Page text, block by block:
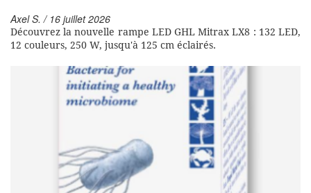
Axel S. / 16 juillet 2026
Découvrez la nouvelle rampe LED GHL Mitrax LX8 : 132 LED,
12 couleurs, 250 W, jusqu'à 125 cm éclairés.